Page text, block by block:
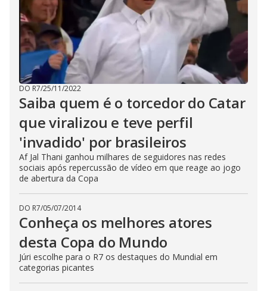
DO R7/25/11/2022
Saiba quem é o torcedor do Catar
que viralizou e teve perfil
'invadido' por brasileiros
Af Jal Thani ganhou milhares de seguidores nas redes
sociais após repercussão de vídeo em que reage ao jogo
de abertura da Copa
DO R7/05/07/2014
Conheça os melhores atores
desta Copa do Mundo
Júri escolhe para o R7 os destaques do Mundial em
categorias picantes